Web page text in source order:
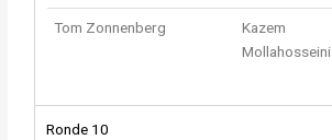
Tom Zonnenberg
Kazem
Mollahosseini
Ronde 10